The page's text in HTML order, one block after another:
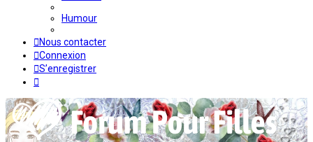
Humour
Nous contacter
Connexion
S’enregistrer